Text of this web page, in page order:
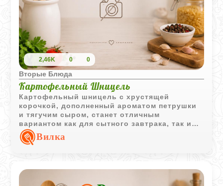
2,46K 0 0
Вторые Блюда
Картофельный Шницель
Картофельный шницель с хрустящей
корочкой, дополненный ароматом петрушки
и тягучим сыром, станет отличным
вариантом как для сытного завтрака, так и
для необычного гарнира. Золотистая
панировка превращает обычное пюре в
Вилка